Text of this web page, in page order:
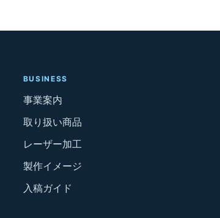
BUSINESS
事業案内
取り扱い商品
レーザー加工
製作イメージ
入稿ガイド